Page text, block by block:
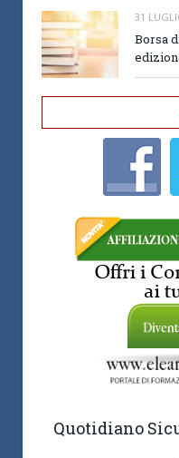
31
Borsa
Quotidiano